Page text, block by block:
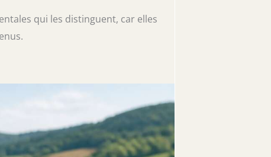
qui les distinguent, car elles